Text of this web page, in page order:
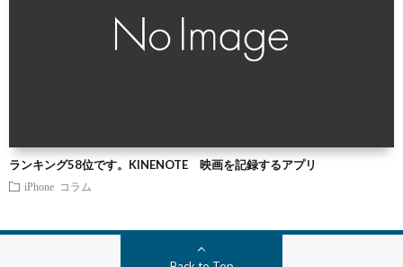
ランキング58位です。KINENOTE 映画を記録するアプリ
iPhone コラム